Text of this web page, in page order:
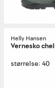
Helly Hansen
Vernesko
størrelse: 40